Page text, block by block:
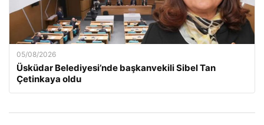
05/08/2026
Üsküdar Belediyesi’nde başkanvekili Sibel Tan
Çetinkaya oldu